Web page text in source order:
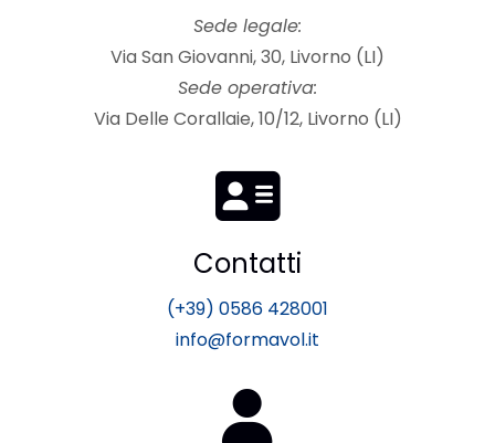
Sede legale:
Via San Giovanni, 30, Livorno (LI)
Sede operativa:
Via Delle Corallaie, 10/12, Livorno (LI)
Contatti
(+39) 0586 428001
info@formavol.it